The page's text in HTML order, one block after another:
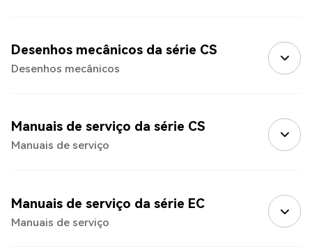
Desenhos mecânicos da série CS
Desenhos mecânicos
Manuais de serviço da série CS
Manuais de serviço
Manuais de serviço da série EC
Manuais de serviço